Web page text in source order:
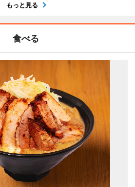
もっと見る
食べる